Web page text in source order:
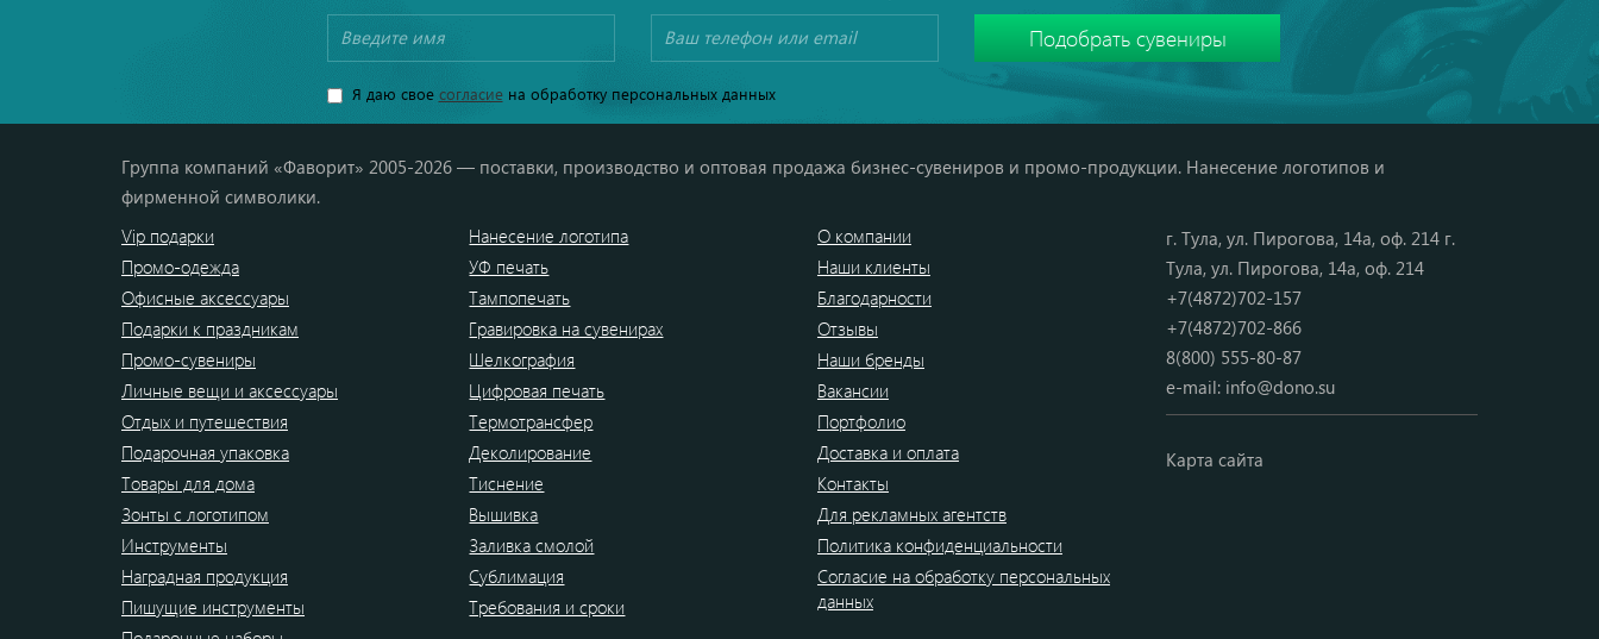
Я даю свое согласиена обработку персональных данных
Группа компаний «Фаворит» 2005-2026 — поставки, производство и оптовая продажа бизнес-сувениров и промо-продукции. Нанесение логотипов и
фирменной символики.
Vip подарки
Промо-одежда
Офисные аксессуары
Подарки к праздникам
Промо-сувениры
Личные вещи и аксессуары
Отдых и путешествия
Подарочная упаковка
Товары для дома
Зонты с логотипом
Инструменты
Наградная продукция
Пишущие инструменты
Нанесение логотипа
УФ печать
Тампопечать
Гравировка на сувенирах
Шелкография
Цифровая печать
Термотрансфер
Деколирование
Тиснение
Вышивка
Заливка смолой
Сублимация
Требования и сроки
О компании
Наши клиенты
Благодарности
Отзывы
Наши бренды
Вакансии
Портфолио
Доставка и оплата
Контакты
Для рекламных агентств
Политика конфиденциальности
Согласие на обработку персональных
данных
г. Тула, ул. Пирогова, 14а, оф. 214 г.
Тула, ул. Пирогова, 14а, оф. 214
+7(4872)702-157
+7(4872)702-866
8(800) 555-80-87
e-mail: info@dono.su
Карта сайта